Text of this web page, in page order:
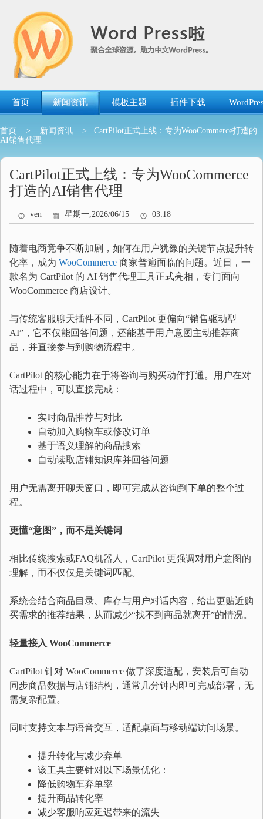
首页 新闻资讯 模板主题 插件下载
首页 > 新闻资讯
> CartPilot正式上线：专为WooCommerce打造的
AI销售代理
CartPilot正式上线：专为WooCommerce
打造的AI销售代理
ven 星期一,2026/06/15 03:18
随着电商竞争不断加剧，如何在用户犹豫的关键节点提升转
化率，成为 WooCommerce 商家普遍面临的问题。近日，一
款名为 CartPilot 的 AI 销售代理工具正式亮相，专门面向
WooCommerce 商店设计。
与传统客服聊天插件不同，CartPilot 更偏向“销售驱动型
AI”，它不仅能回答问题，还能基于用户意图主动推荐商
品，并直接参与到购物流程中。
CartPilot 的核心能力在于将咨询与购买动作打通。用户在对
话过程中，可以直接完成：
实时商品推荐与对比
自动加入购物车或修改订单
基于语义理解的商品搜索
自动读取店铺知识库并回答问题
用户无需离开聊天窗口，即可完成从咨询到下单的整个过
程。
更懂“意图”，而不是关键词
相比传统搜索或FAQ机器人，CartPilot 更强调对用户意图的
理解，而不仅仅是关键词匹配。
系统会结合商品目录、库存与用户对话内容，给出更贴近购
买需求的推荐结果，从而减少“找不到商品就离开”的情况。
轻量接入 WooCommerce
CartPilot 针对 WooCommerce 做了深度适配，安装后可自动
同步商品数据与店铺结构，通常几分钟内即可完成部署，无
需复杂配置。
同时支持文本与语音交互，适配桌面与移动端访问场景。
提升转化与减少弃单
该工具主要针对以下场景优化：
降低购物车弃单率
提升商品转化率
减少客服响应延迟带来的流失